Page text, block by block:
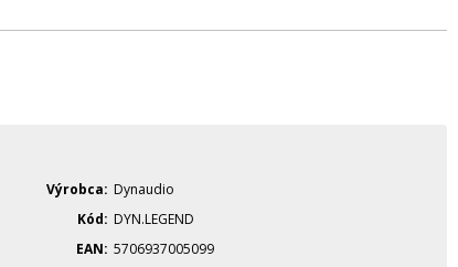
Výrobca
Dynaudio
Kód
DYN.LEGEND
EAN 5706937005099